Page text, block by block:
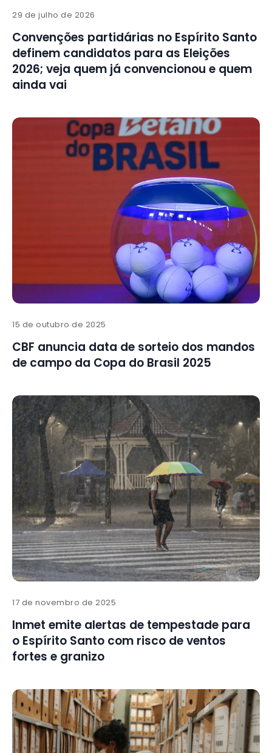
29 de julho de 2026
Convenções partidárias no Espírito Santo
definem candidatos para as Eleições
2026; veja quem já convencionou e quem
ainda vai
15 de outubro de 2025
CBF anuncia data de sorteio dos mandos
de campo da Copa do Brasil 2025
17 de novembro de 2025
Inmet emite alertas de tempestade para
o Espírito Santo com risco de ventos
fortes e granizo